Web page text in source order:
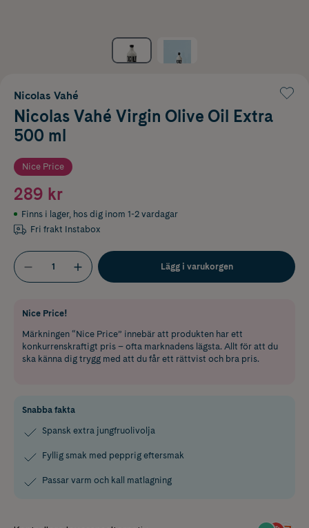
Nicolas Vahé
Nicolas Vahé Virgin Olive Oil Extra
500 ml
Nice Price
289 kr
Finns i lager, hos dig inom 1-2 vardagar
Fri frakt Instabox
Lägg i varukorgen
Nice Price!
Märkningen “Nice Price” innebär att produkten har ett
konkurrenskraftigt pris – ofta marknadens lägsta. Allt för att du
ska känna dig trygg med att du får ett rättvist och bra pris.
Snabba fakta
Spansk extra jungfruolivolja
Fyllig smak med pepprig eftersmak
Passar varm och kall matlagning